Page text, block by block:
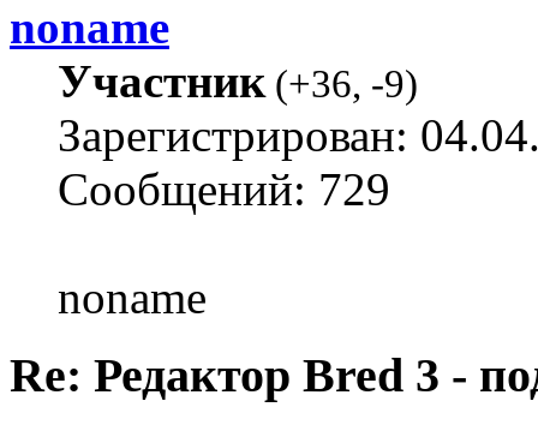
noname
Участник(+36, -9)
Зарегистрирован:
Сообщений: 729
noname
Re: Редактор Bred 3 -